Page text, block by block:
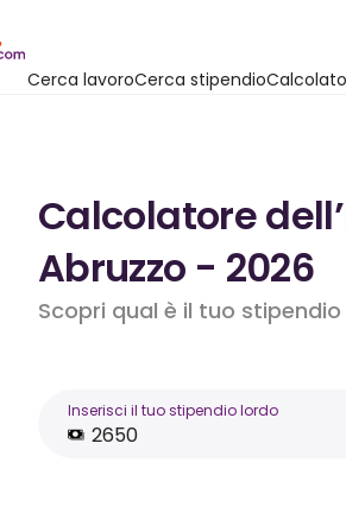
Cerca lavoroCerca stipendio
Calcolatore
Abruzzo - 2026
Scopri qual è il tuo
Inserisci il tuo stipendio lordo